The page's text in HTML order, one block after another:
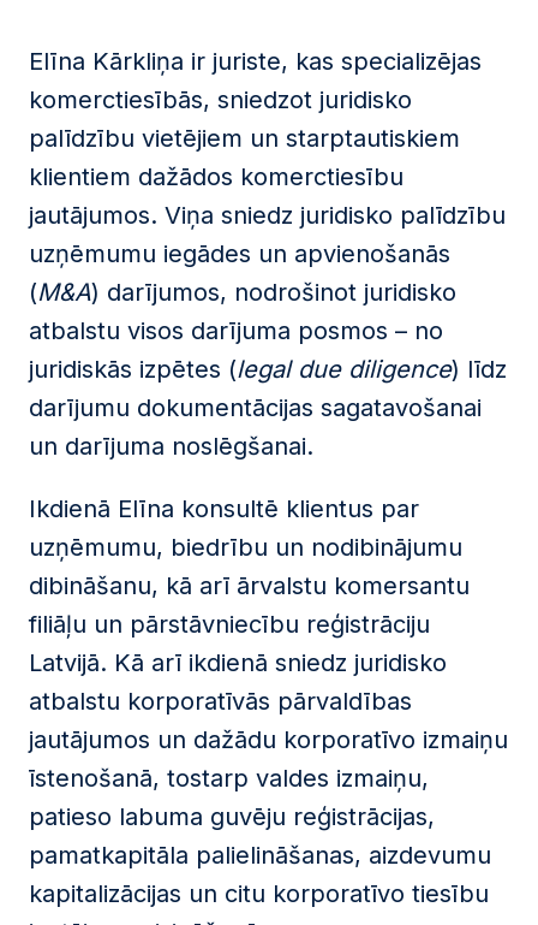
Piekrītu privātuma politikas pamatnostādnēm
Šo tīmekļa vietni aizsargā reCAPTCHA un Google
privātuma pamatnostādnes, un tai tiek piemēroti
pakalpojumu sniegšanas noteikumi.
Sūtīt ziņu
Elīna Kārkliņa ir juriste, kas specializējas
komerctiesībās, sniedzot juridisko
palīdzību vietējiem un starptautiskiem
klientiem dažādos komerctiesību
jautājumos. Viņa sniedz juridisko palīdzību
uzņēmumu iegādes un apvienošanās
(M&A) darījumos, nodrošinot juridisko
atbalstu visos darījuma posmos – no
juridiskās izpētes (legal due diligence) līdz
darījumu dokumentācijas sagatavošanai
un darījuma noslēgšanai.
Ikdienā Elīna konsultē klientus par
uzņēmumu, biedrību un nodibinājumu
dibināšanu, kā arī ārvalstu komersantu
filiāļu un pārstāvniecību reģistrāciju
Latvijā. Kā arī ikdienā sniedz juridisko
atbalstu korporatīvās pārvaldības
jautājumos un dažādu korporatīvo izmaiņu
īstenošanā, tostarp valdes izmaiņu,
patieso labuma guvēju reģistrācijas,
pamatkapitāla palielināšanas, aizdevumu
kapitalizācijas un citu korporatīvo tiesību